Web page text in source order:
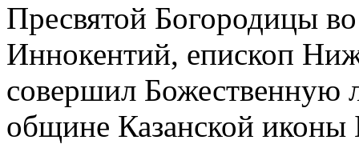
Пресвятой Богородицы
Иннокентий, епископ
совершил Божественную
общине Казанской